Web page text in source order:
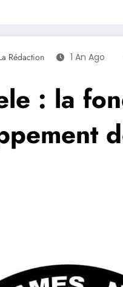
Rédaction 1 An Ago
: la